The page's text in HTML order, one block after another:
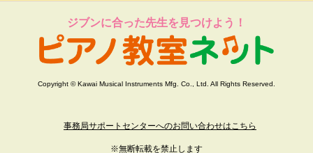
ジブンに合った先生を見つけよう！
Copyright © Kawai Musical Instruments Mfg. Co., Ltd. All Rights Reserved.
事務局サポートセンターへのお問い合わせはこちら
※無断転載を禁止します